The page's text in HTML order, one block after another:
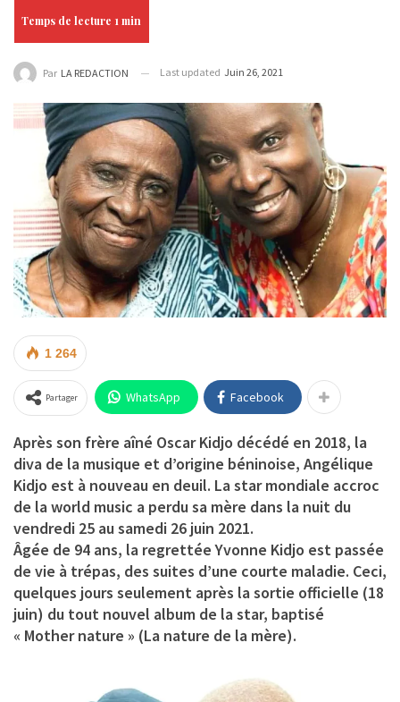
Par LA REDACTION Last updated Juin 26, 2021
1 264
Partager WhatsApp Facebook
Après son frère aîné Oscar Kidjo décédé en 2018, la
diva de la musique et d’origine béninoise, Angélique
Kidjo est à nouveau en deuil. La star mondiale accroc
de la world music a perdu sa mère dans la nuit du
vendredi 25 au samedi 26 juin 2021.
Âgée de 94 ans, la regrettée Yvonne Kidjo est passée
de vie à trépas, des suites d’une courte maladie. Ceci,
quelques jours seulement après la sortie officielle (18
juin) du tout nouvel album de la star, baptisé
« Mother nature » (La nature de la mère).